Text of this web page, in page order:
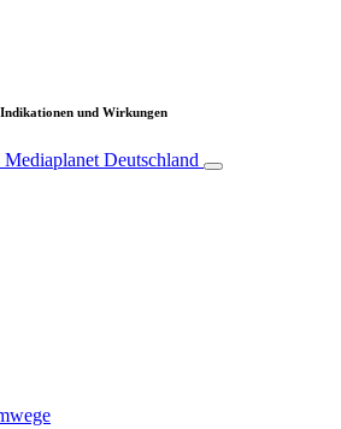
und Wirkungen
Mediaplanet Deutschland